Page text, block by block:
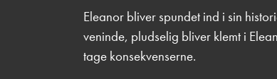
Eleanor bliver spundet ind i sin
veninde, pludselig bliver klemt i
tage konsekvenserne.